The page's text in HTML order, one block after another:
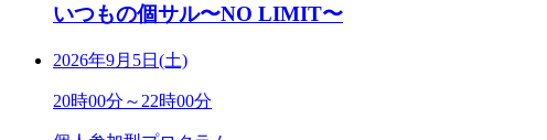
いつもの個サル〜NO LIMIT〜
2026年9月5日(土)
20時00分～22時00分